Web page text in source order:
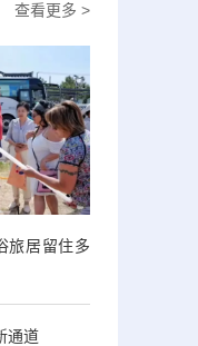
查看更多 >
旅居留住多
通道